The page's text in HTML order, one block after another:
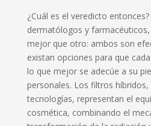
¿Cuál es el veredicto
dermatólogos y
mejor que otro: ambos son
existan opciones para que
lo que mejor se adecúe a su
personales. Los filtros
tecnologías, representan el
cosmética, combinando el